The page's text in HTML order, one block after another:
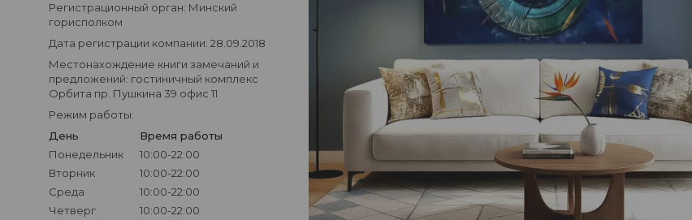
Регистрационный орган: Минский
горисполком
Дата регистрации компании: 28.09.2018
Местонахождение книги замечаний и
предложений: гостиничный комплекс
Орбита пр. Пушкина 39 офис 11
Режим работы:
День
Время работы
Понедельник
10:00-22:00
Вторник
10:00-22:00
Среда
10:00-22:00
Четверг
10:00-22:00